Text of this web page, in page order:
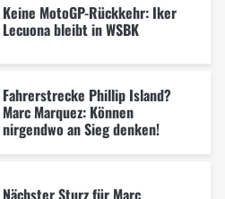
Keine MotoGP-Rückkehr: Iker
Lecuona bleibt in WSBK
Fahrerstrecke Phillip Island?
Marc Marquez: Können
nirgendwo an Sieg denken!
Nächster Sturz für Marc